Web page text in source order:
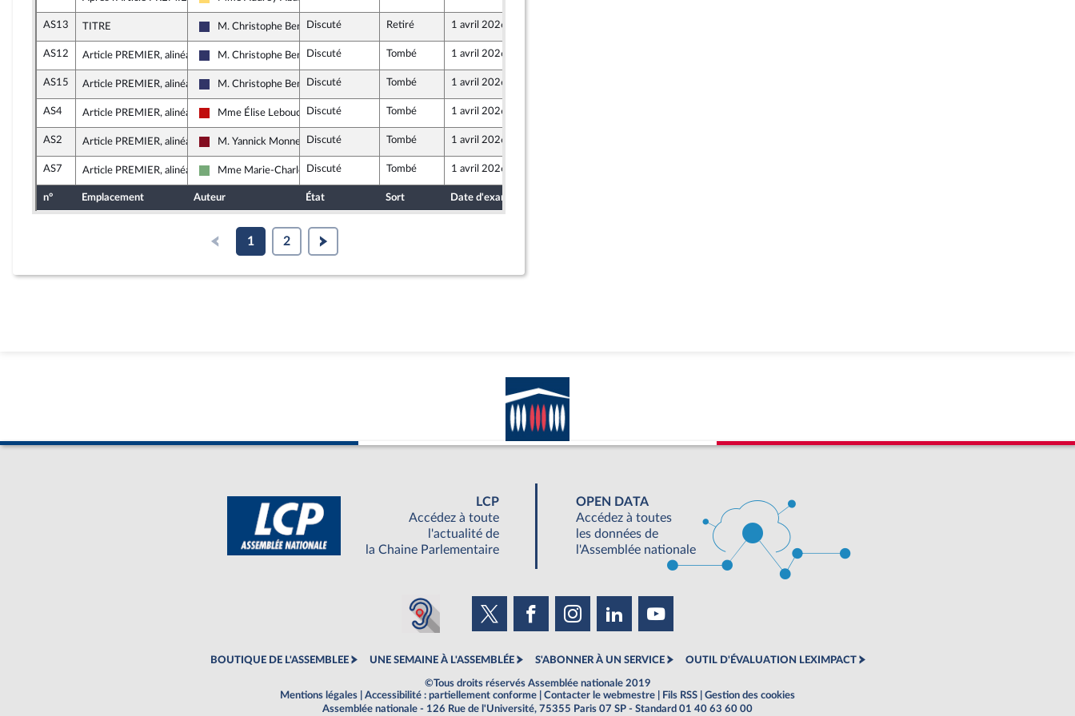
Libertés, Indépendants, Outre-mer et Territoires
AS13 TITRE
Rassemblement National
M. Christophe BentzDiscuté Retiré 1 avril 2026
AS12 Article PREMIER, alinéa 2
Rassemblement National
M. Christophe BentzDiscuté Tombé 1 avril 2026
AS15 Article PREMIER, alinéa 2
Rassemblement National
M. Christophe BentzDiscuté Tombé 1 avril 2026
AS4 Article PREMIER, alinéa 2
La France insoumise - Nouveau Front Populaire
Mme Élise LeboucherDiscuté Tombé 1 avril 2026
AS2 Article PREMIER, alinéa 2
Gauche Démocrate et Républicaine
M. Yannick Monnet Discuté Tombé 1 avril 2026
AS7 Article PREMIER, alinéa 2
Écologiste et Social
Mme Marie-Charlotte Garin
Discuté Tombé 1 avril 2026
n° Emplacement Auteur État Sort Date d'examen
1 2
LCP
Accédez à toute
l'actualité de
la Chaine Parlementaire
OPEN DATA
Accédez à toutes
les données de
l'Assemblée nationale
BOUTIQUE DE L'ASSEMBLEE UNE SEMAINE À L'ASSEMBLÉE S'ABONNER À UN SERVICE OUTIL D'ÉVALUATION LEXIMPACT
©Tous droits réservés Assemblée nationale 2019
Mentions légales
Accessibilité : partiellement conforme Contacter le webmestre Fils RSS
Gestion des cookies
Assemblée nationale - 126 Rue de l'Université, 75355 Paris 07 SP - Standard 01 40 63 60 00